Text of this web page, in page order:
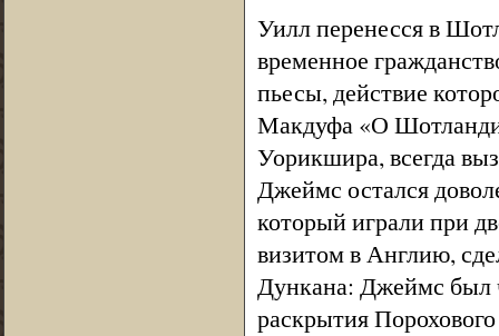
Уилл перенесся в
временное
пьесы, действие
Макдуфа «О
Уорикшира, всегда
Джеймс остался
который играли при
визитом в Англию,
Дункана: Джеймс был
раскрытия